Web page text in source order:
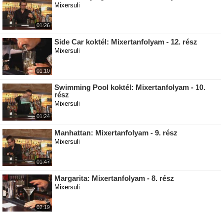
01:26
Mixersuli
01:10
Side Car koktél: Mixertanfolyam - 12. rész
Mixersuli
01:24
Swimming Pool koktél: Mixertanfolyam - 10.
rész
Mixersuli
01:47
Manhattan: Mixertanfolyam - 9. rész
Mixersuli
02:19
Margarita: Mixertanfolyam - 8. rész
Mixersuli